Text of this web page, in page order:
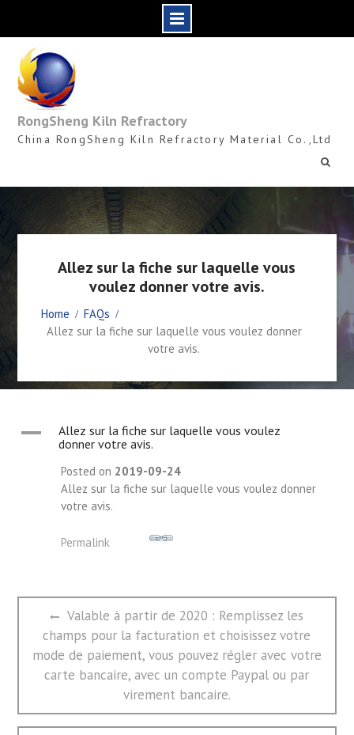
content
RongSheng Kiln Refractory
China RongSheng Kiln Refractory Material Co.,Ltd
Allez sur la fiche sur laquelle vous
voulez donner votre avis.
Home
FAQs
Allez sur la fiche sur laquelle vous voulez donner
votre avis.
A
Allez sur la fiche sur laquelle vous voulez
donner votre avis.
Posted on 2019-09-24
Allez sur la fiche sur laquelle vous voulez donner
votre avis.
Permalink
文
Previous
post:
Valable à partir de 2020 : Remplissez les
champs pour la facturation et choisissez votre
mode de paiement, vous pouvez régler avec votre
carte bancaire, avec un compte Paypal ou par
virement bancaire.